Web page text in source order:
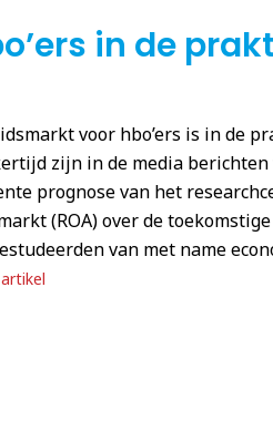
in de
voor hbo’ers is in de
zijn in de media berichten
prognose van het
(ROA) over de
van met name